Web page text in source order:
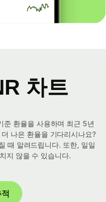
차트
준 환율을 사용하며 최근 5년
나은 환율을 기다리시나요?
때 알려드립니다. 또한, 일일
지 않을 수 있습니다.